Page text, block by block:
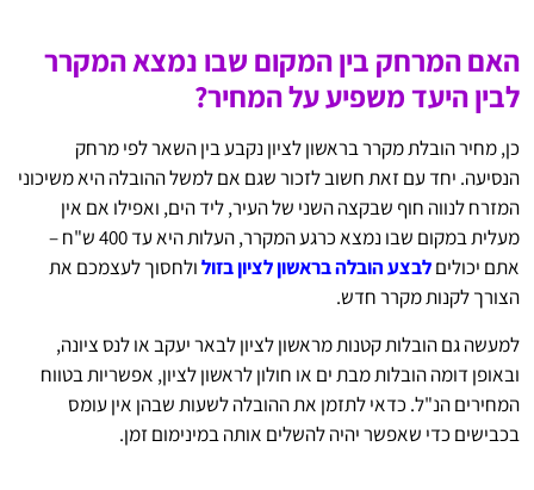
האם המרחק בין המקום שבו נמצא המקרר
לבין היעד משפיע על המחיר?
כן, מחיר הובלת מקרר בראשון לציון נקבע בין השאר לפי מרחק
הנסיעה. יחד עם זאת חשוב לזכור שגם אם למשל ההובלה היא משיכוני
המזרח לנווה חוף שבקצה השני של העיר, ליד הים, ואפילו אם אין
מעלית במקום שבו נמצא כרגע המקרר, העלות היא עד 400 ש"ח –
אתם יכוליםלבצע הובלה בראשון לציון בזולולחסוך לעצמכם את
הצורך לקנות מקרר חדש.
למעשה גם הובלות קטנות מראשון לציון לבאר יעקב או לנס ציונה,
ובאופן דומה הובלות מבת ים או חולון לראשון לציון, אפשריות בטווח
המחירים הנ"ל. כדאי לתזמן את ההובלה לשעות שבהן אין עומס
בכבישים כדי שאפשר יהיה להשלים אותה במינימום זמן.